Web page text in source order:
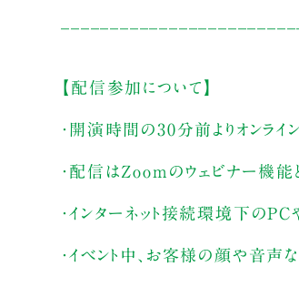
【配信参加について】
・開演時間の30分前よりオンライ
・配信はZoomのウェビナー機能
・インターネット接続環境下のPC
・イベント中、お客様の顔や音声